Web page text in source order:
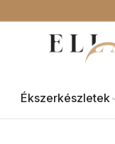
Ékszerkészletek